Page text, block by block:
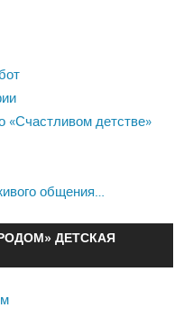
детстве»
общения…
ДЕТСКАЯ